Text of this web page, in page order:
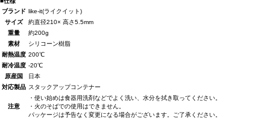
ブランド like-it(ライクイット)
サイズ
約直径210× 高さ5.5mm
重量
約200g
素材
シリコーン樹脂
耐熱温度 200℃
耐冷温度 -20℃
原産国
日本
対応製品 スタックアップコンテナー
注意
・使い始めは食器用洗剤などでよく洗い、水分を拭き取ってください。
・火のそばでの使用はできません。
パッケージは予告なく変更になる場合がございます。ご了承ください。